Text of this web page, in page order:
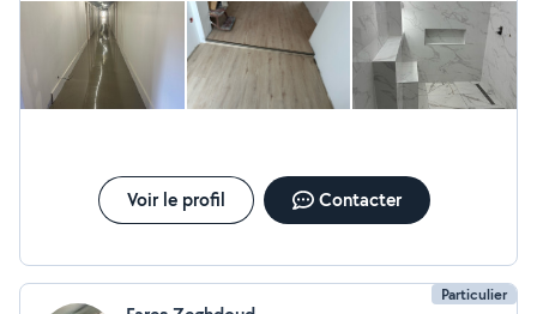
Voir le profil Contacter
Particulier